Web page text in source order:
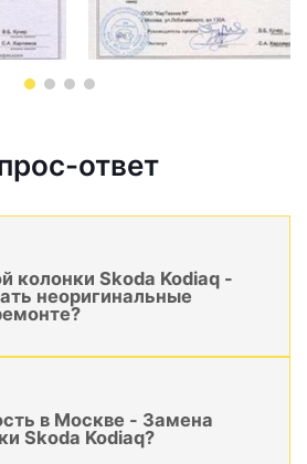
ответ
колонки Skoda Kodiaq -
неоригинальные
в Москве - Замена
Skoda Kodiaq?